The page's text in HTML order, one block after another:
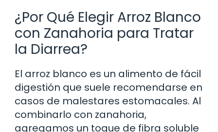
¿Por Qué Elegir Arroz Blanco
con Zanahoria para Tratar
la Diarrea?
El arroz blanco es un alimento de fácil
digestión que suele recomendarse en
casos de malestares estomacales. Al
combinarlo con zanahoria,
agregamos un toque de fibra soluble